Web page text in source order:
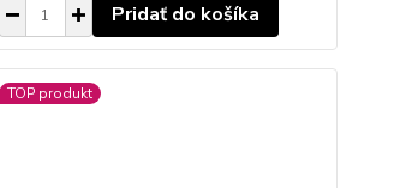
Pridať do košíka
TOP produkt